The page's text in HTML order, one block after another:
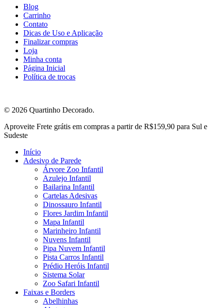
Blog
Carrinho
Contato
Dicas de Uso e Aplicação
Finalizar compras
Loja
Minha conta
Página Inicial
Política de trocas
© 2026 Quartinho Decorado.
Close
Menu
Aproveite Frete grátis em compras a partir de R$159,90 para Sul e
Sudeste
Início
Adesivo de Parede
Árvore Zoo Infantil
Azulejo Infantil
Bailarina Infantil
Cartelas Adesivas
Dinossauro Infantil
Flores Jardim Infantil
Mapa Infantil
Marinheiro Infantil
Nuvens Infantil
Pipa Nuvem Infantil
Pista Carros Infantil
Prédio Heróis Infantil
Sistema Solar
Zoo Safari Infantil
Faixas e Borders
Abelhinhas